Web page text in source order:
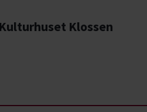
Klossen